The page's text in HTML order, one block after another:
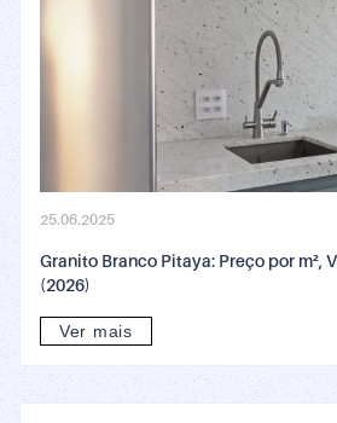
25.06.2025
Granito Branco Pitaya: Preço por m²,
(2026)
Ver mais